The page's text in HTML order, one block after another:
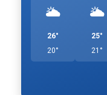
🌥️
26°
20°
🌥️
25°
21°